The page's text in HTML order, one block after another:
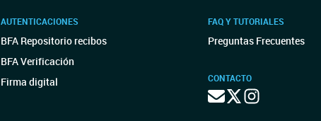
AUTENTICACIONES
BFA Repositorio recibos
BFA Verificación
Firma digital
FAQ Y TUTORIALES
Preguntas Frecuentes
CONTACTO